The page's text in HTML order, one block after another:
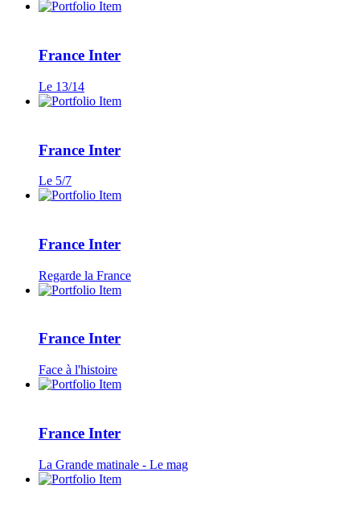
France Inter
Le 13/14
France Inter
Le 5/7
France Inter
Regarde la France
France Inter
Face à l'histoire
France Inter
La Grande matinale - Le mag